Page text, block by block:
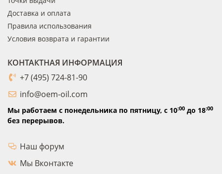
Доставка и оплата
Правила использования
Условия возврата и гарантии
КОНТАКТНАЯ ИНФОРМАЦИЯ
+7 (495) 724-81-90
info@oem-oil.com
Мы работаем с понедельника по пятницу, с 10:00 до 18:00
без перерывов.
Наш форум
Мы Вконтакте